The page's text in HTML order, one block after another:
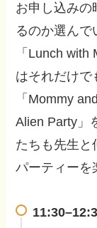
お申し込みの
るのか選んで
「Lunch with
はそれだけで
「Mommy
Alien Party」
たちも先生と
パーティーを